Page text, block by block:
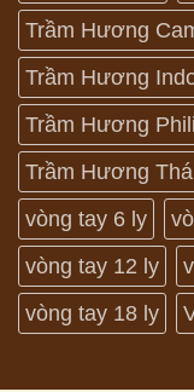
Trầm Hương
Trầm Hương
Trầm Hương
Trầm Hương
vòng tay 6 ly
vòng tay 12 ly
vòng tay 18 ly